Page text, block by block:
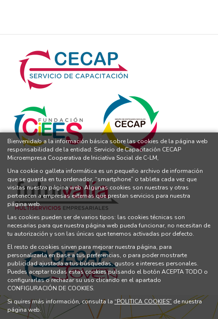
Bienvenida/o a la información básica sobre las cookies de la página web
responsabilidad de la entidad: Servicio de Capacitación CECAP
Microempresa Cooperativa de Iniciativa Social de C-LM,
Una cookie o galleta informática es un pequeño archivo de información
que se guarda en tu ordenador, “smartphone” o tableta cada vez que
visitas nuestra página web. Algunas cookies son nuestras y otras
pertenecen a empresas externas que prestan servicios para nuestra
página web.
Las cookies pueden ser de varios tipos: las cookies técnicas son
necesarias para que nuestra página web pueda funcionar, no necesitan de
tu autorización y son las únicas que tenemos activadas por defecto.
El resto de cookies sirven para mejorar nuestra página, para
personalizarla en base a tus preferencias, o para poder mostrarte
publicidad ajustada a tus búsquedas, gustos e intereses personales.
Puedes aceptar todas estas cookies pulsando el botón ACEPTA TODO o
configurarlas o rechazar su uso clicando en el apartado
CONFIGURACIÓN DE COOKIES.
Si quires más información, consulta la “POLITICA COOKIES” de nuestra
página web.